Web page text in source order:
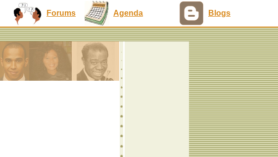
Forums Agenda Blogs